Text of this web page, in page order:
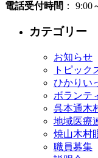
電話受付時間 ： 9:00
カテゴリー
お知らせ
トピック
ひかりい
ボランテ
呉本通木
地域医療
焼山木村
職員募集